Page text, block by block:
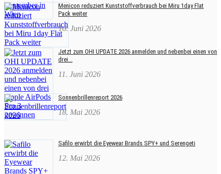
Menicon reduziert Kunststoffverbrauch bei Miru 1day Flat
Pack weiter
16. Juni 2026
Jetzt zum OHI UPDATE 2026 anmelden und nebenbei einen von
drei...
11. Juni 2026
Sonnenbrillenreport 2026
18. Mai 2026
Safilo erwirbt die Eyewear Brands SPY+ und Serengeti
12. Mai 2026